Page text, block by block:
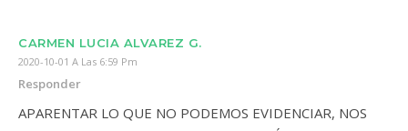
CARMEN LUCIA ALVAREZ G.
2020-10-01 A Las 6:59 Pm
Responder
APARENTAR LO QUE NO PODEMOS EVIDENCIAR, NOS